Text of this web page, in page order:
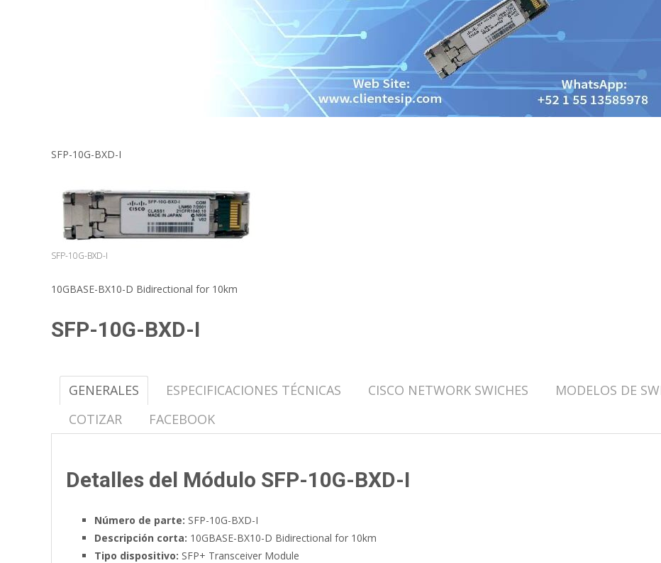
SFP-10G-BXD-I
SFP-10G-BXD-I
10GBASE-BX10-D Bidirectional for 10km
SFP-10G-BXD-I
GENERALES ESPECIFICACIONES TÉCNICAS CISCO NETWORK SWICHES MODELOS DE
COTIZAR
FACEBOOK
Detalles del Módulo SFP-10G-BXD-I
Número de parte: SFP-10G-BXD-I
Descripción corta: 10GBASE-BX10-D Bidirectional for 10km
Tipo dispositivo: SFP+ Transceiver Module